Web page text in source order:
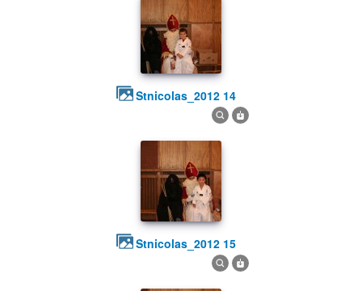
stnicolas_2012 14
stnicolas_2012 15